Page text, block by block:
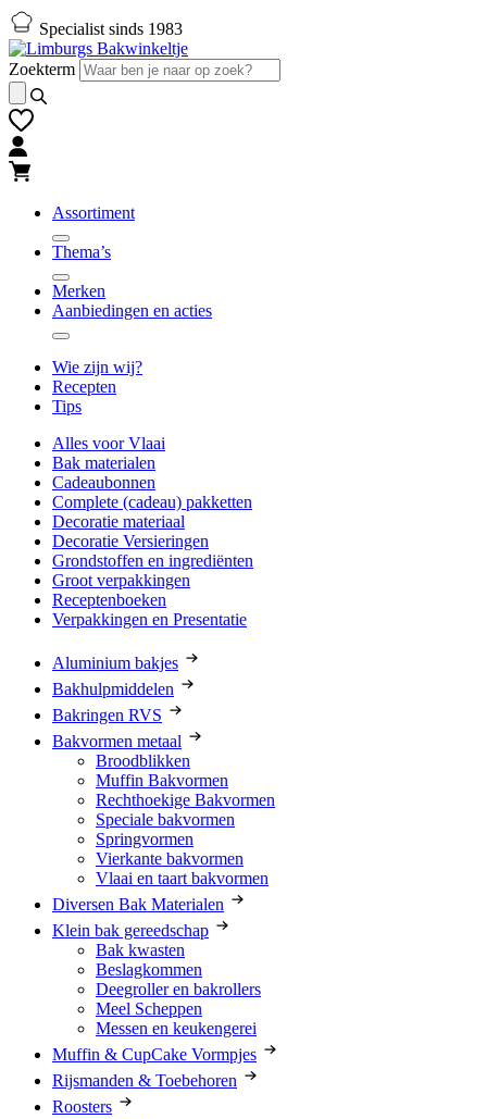
Naar
hoofd-
inhoud
gaan
Naar
footer
gaan
Specialist sinds 1983
Zoekterm
Assortiment
Thema’s
Merken
Aanbiedingen en acties
Wie zijn wij?
Recepten
Tips
Alles voor Vlaai
Bak materialen
Cadeaubonnen
Complete (cadeau) pakketten
Decoratie materiaal
Decoratie Versieringen
Grondstoffen en ingrediënten
Groot verpakkingen
Receptenboeken
Verpakkingen en Presentatie
Aluminium bakjes
Bakhulpmiddelen
Bakringen RVS
Bakvormen metaal
Broodblikken
Muffin Bakvormen
Rechthoekige Bakvormen
Speciale bakvormen
Springvormen
Vierkante bakvormen
Vlaai en taart bakvormen
Diversen Bak Materialen
Klein bak gereedschap
Bak kwasten
Beslagkommen
Deegroller en bakrollers
Meel Scheppen
Messen en keukengerei
Muffin & CupCake Vormpjes
Rijsmanden & Toebehoren
Roosters